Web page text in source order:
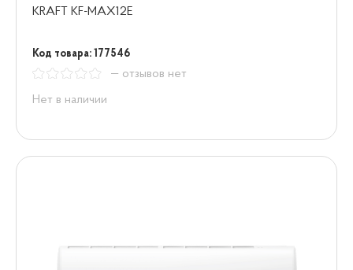
KRAFT KF-MAX12E
Код товара: 177546
— отзывов нет
Нет в наличии